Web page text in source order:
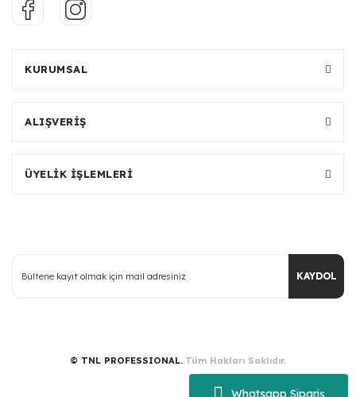
Whatsapp Sipariş
KURUMSAL
ALIŞVERİŞ
ÜYELİK İŞLEMLERİ
KAYDOL
© TNL PROFESSIONAL. Tüm Hakları Saklıdır.